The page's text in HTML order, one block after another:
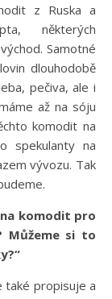
z Ruska a
některých
Samotné
dlouhodobě
pečiva, ale i
až na sóju
komodit na
spekulanty na
vývozu. Tak
komodit pro
Můžeme si to
také propisuje a